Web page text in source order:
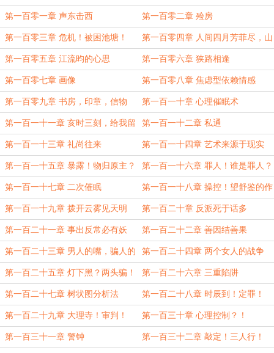
第一百零一章 声东击西 第一百零二章 殓房
第一百零三章 危机！被困池塘！ 第一百零四章 人间四月芳菲尽，山
寺桃花始盛开
第一百零五章 江流昀的心思 第一百零六章 狭路相逢
第一百零七章 画像 第一百零八章 焦虑型依赖情感
第一百零九章 书房，印章，信物 第一百一十章 心理催眠术
第一百一十一章 亥时三刻，给我留
道门
第一百一十二章 私通
第一百一十三章 礼尚往来 第一百一十四章 艺术来源于现实
第一百一十五章 暴露！物归原主？ 第一百一十六章 罪人！谁是罪人？
第一百一十七章 二次催眠 第一百一十八章 操控！望舒鉴的作
用！
第一百一十九章 拨开云雾见天明 第一百二十章 反派死于话多
第一百二十一章 事出反常必有妖 第一百二十二章 善因结善果
第一百二十三章 男人的嘴，骗人的
鬼
第一百二十四章 两个女人的战争
第一百二十五章 灯下黑？两头骗！ 第一百二十六章 三重陷阱
第一百二十七章 树状图分析法 第一百二十八章 时辰到！定罪！
第一百二十九章 大理寺！审判！ 第一百三十章 心理控制？！
第一百三十一章 警钟 第一百三十二章 敲定！三人行！